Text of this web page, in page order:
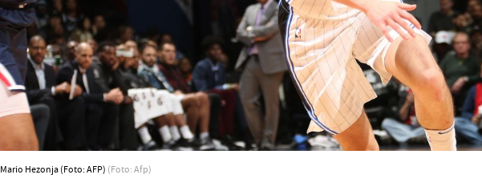
Mario Hezonja (Foto: AFP) (Foto: Afp)